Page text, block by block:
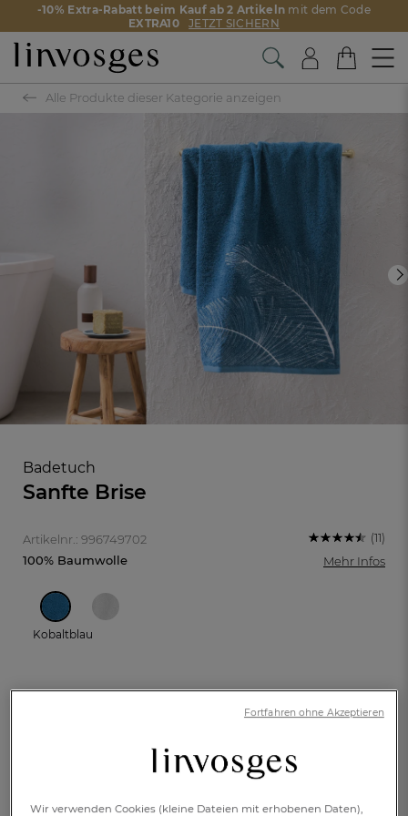
-10% Extra-Rabatt beim Kauf ab 2 Artikeln mit dem Code
EXTRA10
JETZT SICHERN
Alle Produkte dieser Kategorie anzeigen
Badetuch
Sanfte Brise
Artikelnr.: 996749702
100% Baumwolle
(11)
Mehr Infos
Kobaltblau
Wir verwenden Cookies (kleine Dateien mit erhobenen Daten),
Fortfahren ohne Akzeptieren